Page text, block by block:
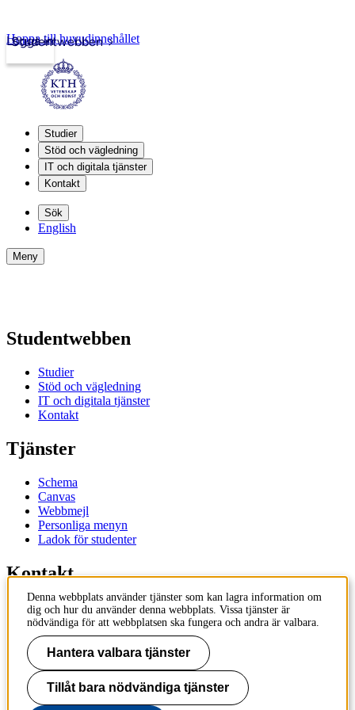
Studentwebben
Logga in
Hoppa till huvudinnehållet
Studier
Stöd och vägledning
IT och digitala tjänster
Kontakt
Sök
English
Meny
Studentwebben
Studier
Stöd och vägledning
IT och digitala tjänster
Kontakt
Tjänster
Schema
Canvas
Webbmejl
Personliga menyn
Ladok för studenter
Kontakt
Kontakta utbildningsprogram
Kontakta kurs
IT-support
KTH Entré
KTH
100 44 Stockholm
Denna webbplats använder tjänster som kan lagra information om
dig och hur du använder denna webbplats. Vissa tjänster är
nödvändiga för att webbplatsen ska fungera och andra är valbara.
Hantera valbara tjänster
Tillåt bara nödvändiga tjänster